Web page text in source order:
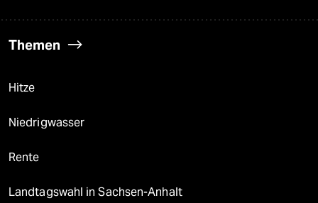
Themen
Hitze
Niedrigwasser
Rente
Landtagswahl in Sachsen-Anhalt